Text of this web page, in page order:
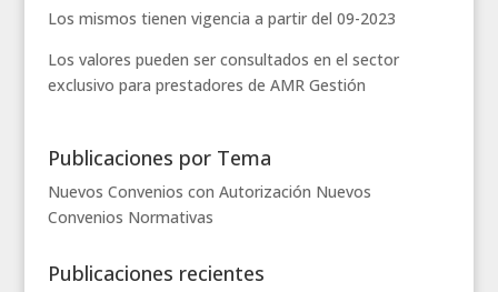
Los mismos tienen vigencia a partir del 09-2023
Los valores pueden ser consultados en el sector
exclusivo para prestadores de AMR Gestión
Publicaciones por Tema
Nuevos Convenios con Autorización Nuevos
Convenios Normativas
Publicaciones recientes